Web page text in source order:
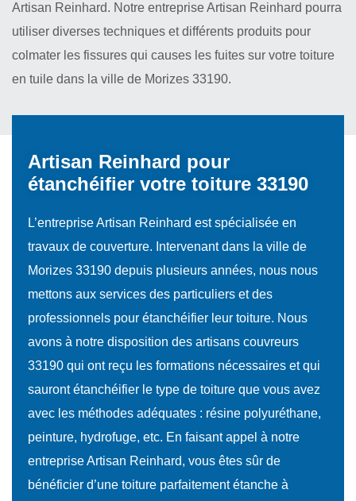
Artisan Reinhard. Notre entreprise Artisan Reinhard pourra
utiliser diverses techniques et différents produits pour
colmater les fissures qui causes les fuites sur votre toiture
en tuile dans la ville de Morizes 33190.
Artisan Reinhard pour
étanchéifier votre toiture 33190
L’entreprise Artisan Reinhard est spécialisée en
travaux de couverture. Intervenant dans la ville de
Morizes 33190 depuis plusieurs années, nous nous
mettons aux services des particuliers et des
professionnels pour étanchéifier leur toiture. Nous
avons à notre disposition des artisans couvreurs
33190 qui ont reçu les formations nécessaires et qui
sauront étanchéifier le type de toiture que vous avez
avec les méthodes adéquates : résine polyuréthane,
peinture, hydrofuge, etc. En faisant appel à notre
entreprise Artisan Reinhard, vous êtes sûr de
bénéficier d’une toiture parfaitement étanche à